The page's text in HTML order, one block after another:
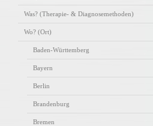
Was? (Therapie- & Diagnosemethoden)
Wo? (Ort)
Baden-Württemberg
Bayern
Berlin
Brandenburg
Bremen